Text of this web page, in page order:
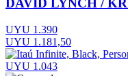
DAVID LYNCH /
UYU 1.390
UYU 1.181,50
UYU 1.043